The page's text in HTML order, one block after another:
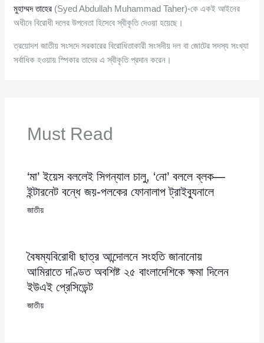
মুহাম্মদ তাহের (Syed Abdullah Muhammad Taher)-কে একই আইনের
অধীনে বিরোধী দলের উপনেতা হিসেবে স্বীকৃতি দেওয়া হয়েছে।
ত্রয়োদশ জাতীয় সংসদে সরকারের বিরোধিতাকারী সংসদীয় দল বা জোটের সদস্য সংখ্যা
সর্বাধিক হওয়ায় স্পিকার তাদের এ স্বীকৃতি প্রদান করেন।
Must Read
‘মা’ ইয়েস বললেই সিগন্যাল চালু, ‘নো’ বললে ব্লক—
ইন্টারনেট বন্ধে জয়-পলকের ফোনালাপ ট্রাইব্যুনালে
জাতীয়
বৈষম্যবিরোধী ছাত্র আন্দোলনে সংহতি জানানোয়
আমিরাতে দণ্ডিত অবশিষ্ট ২৫ বাংলাদেশিকে ক্ষমা দিলেন
ইউএই প্রেসিডেন্ট
জাতীয়